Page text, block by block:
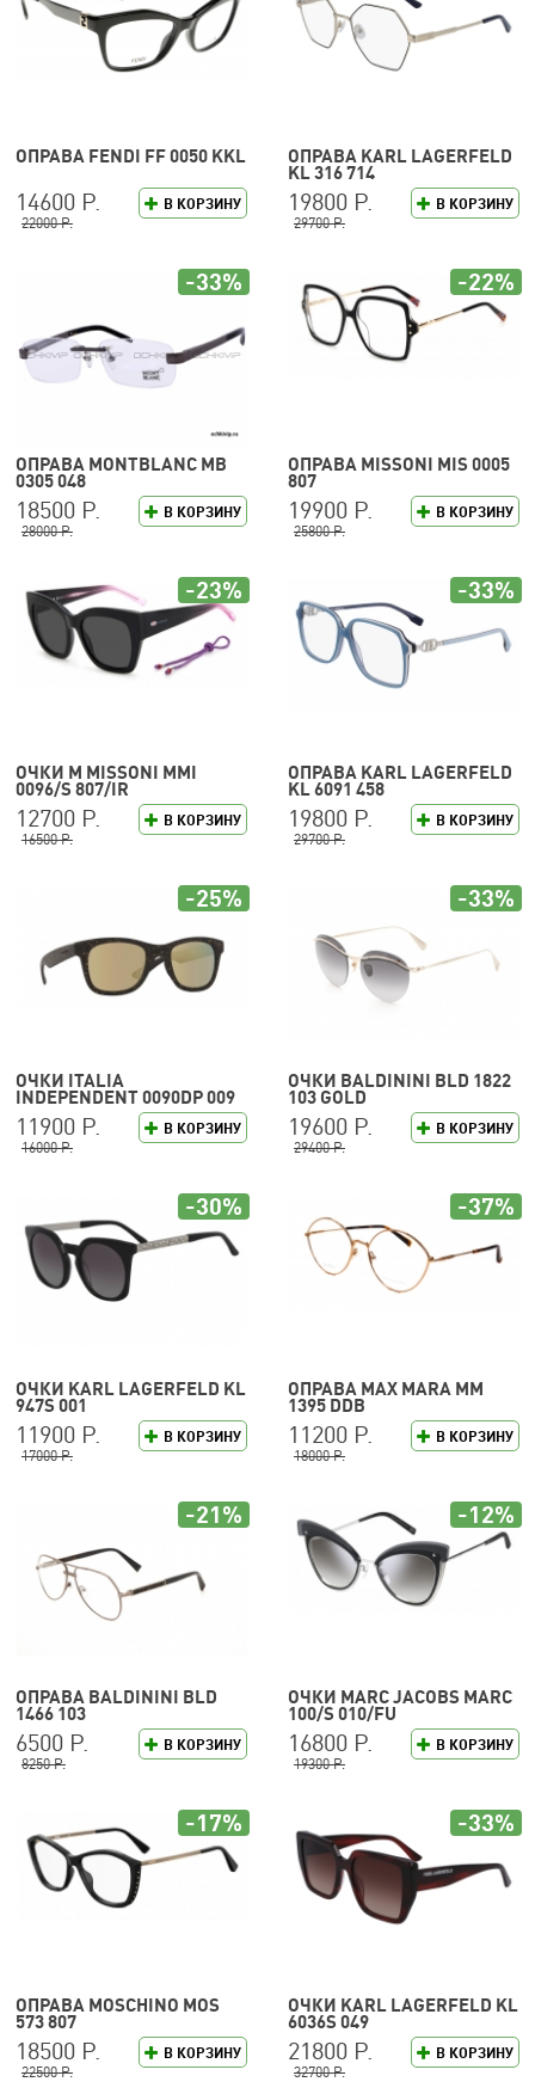
ОПРАВА FENDI FF 0050 KKL
В КОРЗИНУ
14600 Р.
22000 Р.
ОПРАВА KARL LAGERFELD
KL 316 714
В КОРЗИНУ
19800 Р.
29700 Р.
ОПРАВА MONTBLANC MB
0305 048
В КОРЗИНУ
18500 Р.
28000 Р.
-33%
ОПРАВА MISSONI MIS 0005
807
В КОРЗИНУ
19900 Р.
25800 Р.
-22%
ОЧКИ M MISSONI MMI
0096/S 807/IR
В КОРЗИНУ
12700 Р.
16500 Р.
-23%
ОПРАВА KARL LAGERFELD
KL 6091 458
В КОРЗИНУ
19800 Р.
29700 Р.
-33%
ОЧКИ ITALIA
INDEPENDENT 0090DP 009
120
В КОРЗИНУ
11900 Р.
16000 Р.
-25%
ОЧКИ BALDININI BLD 1822
103 GOLD
В КОРЗИНУ
19600 Р.
29400 Р.
-33%
ОЧКИ KARL LAGERFELD KL
947S 001
В КОРЗИНУ
11900 Р.
17000 Р.
-30%
ОПРАВА MAX MARA MM
1395 DDB
В КОРЗИНУ
11200 Р.
18000 Р.
-37%
ОПРАВА BALDININI BLD
1466 103
В КОРЗИНУ
6500 Р.
8250 Р.
-21%
ОЧКИ MARC JACOBS MARC
100/S 010/FU
В КОРЗИНУ
16800 Р.
19300 Р.
-12%
ОПРАВА MOSCHINO MOS
573 807
В КОРЗИНУ
18500 Р.
22500 Р.
-17%
ОЧКИ KARL LAGERFELD KL
6036S 049
В КОРЗИНУ
21800 Р.
32700 Р.
-33%